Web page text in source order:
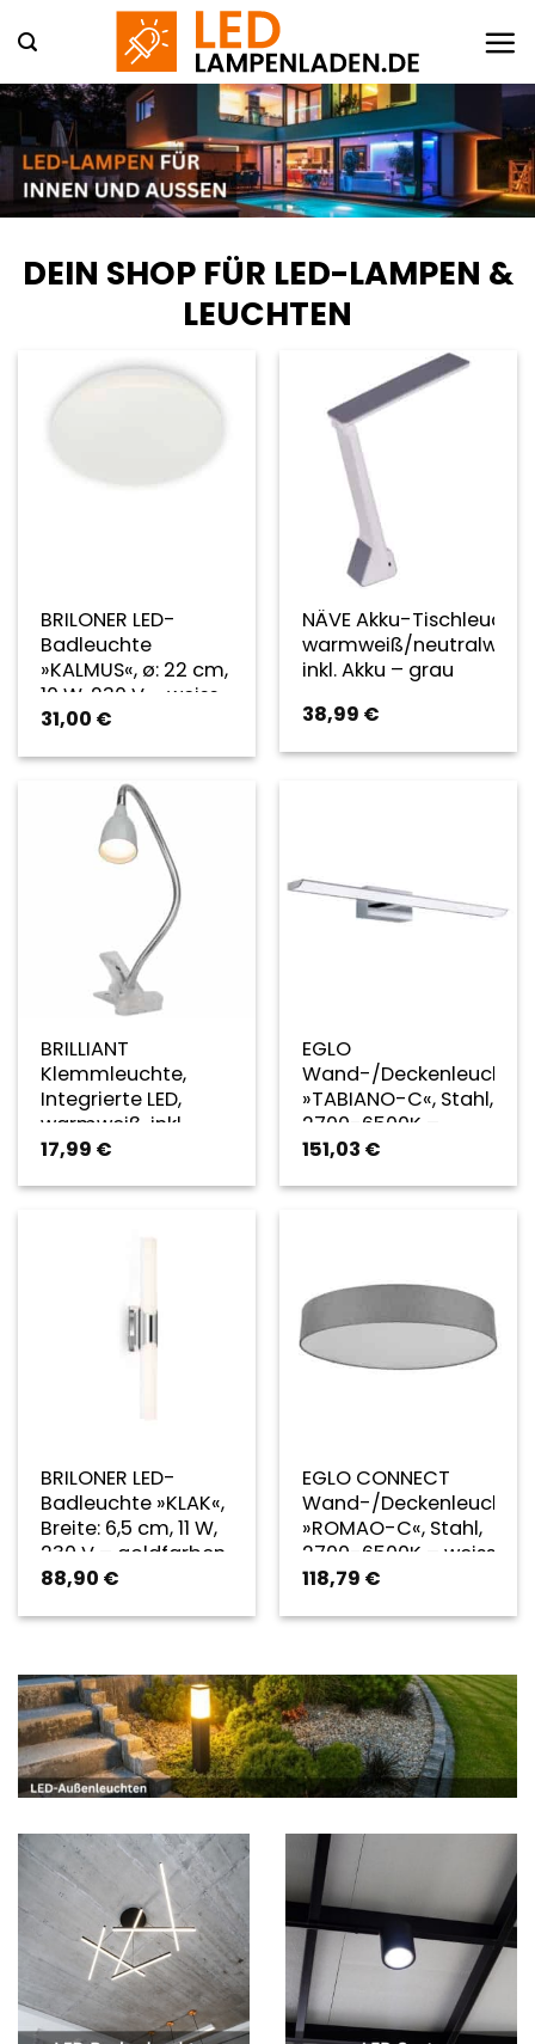
Inhalt
springen
DEIN SHOP FÜR LED-LAMPEN &
LEUCHTEN
BRILONER LED-
Badleuchte
»KALMUS«, ø: 22 cm,
10 W, 230 V – weiss
31,00 €
NÄVE Akku-
warmweiß/
inkl. Akku – grau
38,99 €
BRILLIANT
Klemmleuchte,
Integrierte LED,
warmweiß, inkl.
Leuchtmittel, Höhe:
silberfarben
17,99 €
EGLO
Wand-/Deckenleuchte
»TABIANO-C«, Stahl,
2700-6500K –
silberfarben
151,03 €
BRILONER LED-
Badleuchte »KLAK«,
Breite: 6,5 cm, 11 W,
230 V – goldfarben
88,90 €
EGLO CONNECT
Wand-/Deckenleuchte
»ROMAO-C«, Stahl,
2700-6500K – weiss
118,79 €